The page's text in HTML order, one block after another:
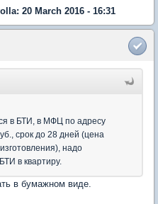
20 March 2016 - 16:31
в БТИ, в МФЦ по адресу
срок до 28 дней (цена
надо
в квартиру.
в бумажном виде.